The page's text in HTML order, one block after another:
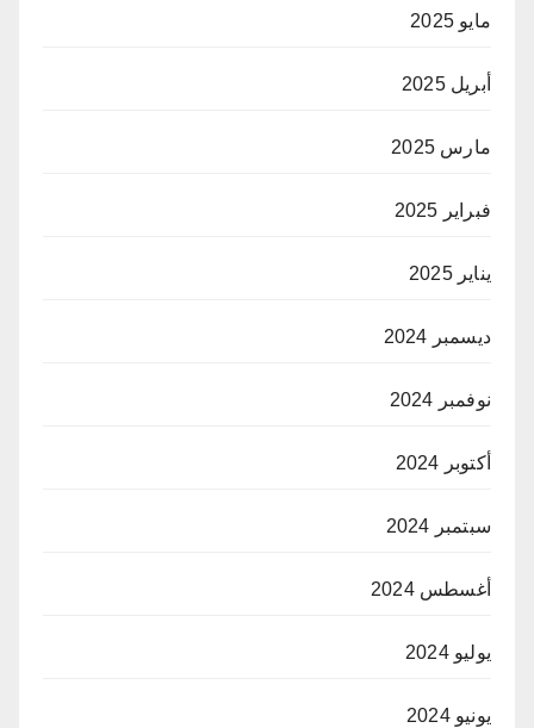
مايو 2025
أبريل 2025
مارس 2025
فبراير 2025
يناير 2025
ديسمبر 2024
نوفمبر 2024
أكتوبر 2024
سبتمبر 2024
أغسطس 2024
يوليو 2024
يونيو 2024